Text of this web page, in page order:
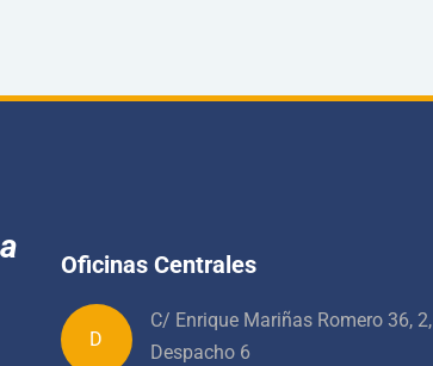
Oficinas Centrales
D
C/ Enrique Mariñas Romero 36, 2,
Despacho 6